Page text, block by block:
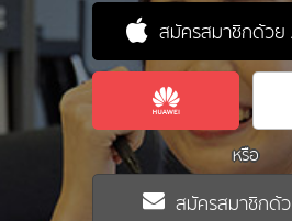
สมัครสมาชิกด้วย
หรือ
สมัครสมาชิกด้